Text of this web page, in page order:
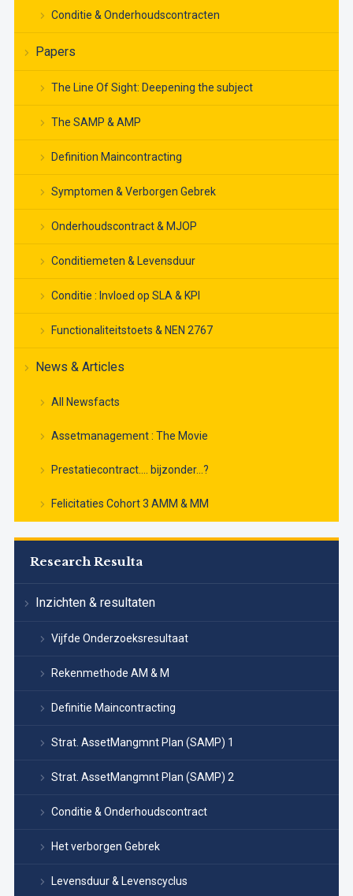
Conditie & Onderhoudscontracten
Papers
The Line Of Sight: Deepening the subject
The SAMP & AMP
Definition Maincontracting
Symptomen & Verborgen Gebrek
Onderhoudscontract & MJOP
Conditiemeten & Levensduur
Conditie : Invloed op SLA & KPI
Functionaliteitstoets & NEN 2767
News & Articles
All Newsfacts
Assetmanagement : The Movie
Prestatiecontract…. bijzonder…?
Felicitaties Cohort 3 AMM & MM
Research Resulta
Inzichten & resultaten
Vijfde Onderzoeksresultaat
Rekenmethode AM & M
Definitie Maincontracting
Strat. AssetMangmnt Plan (SAMP) 1
Strat. AssetMangmnt Plan (SAMP) 2
Conditie & Onderhoudscontract
Het verborgen Gebrek
Levensduur & Levenscyclus